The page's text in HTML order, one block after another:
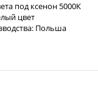
под ксенон 5000К
цвет
Польша